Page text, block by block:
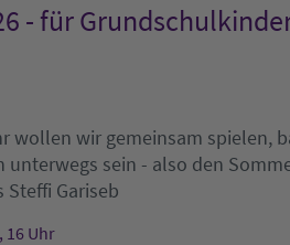
- für
wollen wir gemeinsam spielen,
sein - also den
Steffi Gariseb
16 Uhr